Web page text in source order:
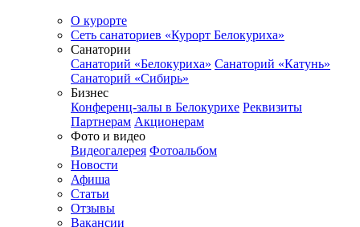
О курорте
Сеть санаториев «Курорт Белокуриха»
Санатории
Санаторий «Белокуриха» Санаторий «Катунь»
Санаторий «Сибирь»
Бизнес
Конференц-залы в Белокурихе Реквизиты
Партнерам Акционерам
Фото и видео
Видеогалерея Фотоальбом
Новости
Афиша
Статьи
Отзывы
Вакансии